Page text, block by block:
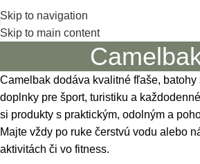
Skip to navigation
Skip to main content
Camelbak dodáva kvalitné fľaše, batohy
doplnky pre šport, turistiku a
si produkty s praktickým, odolným a
Majte vždy po ruke čerstvú vodu alebo
aktivitách či vo fitness.